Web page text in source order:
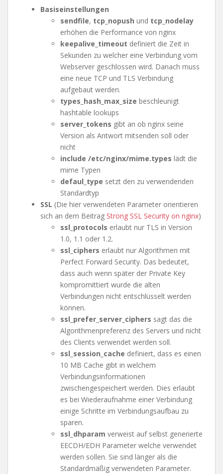
Basiseinstellungen
sendfile, tcp_nopush und tcp_nodelay
erhöhen die Performance von nginx
keepalive_timeout definiert die Zeit in
Sekunden zu welcher eine Verbindung vom
Webserver geschlossen wird. Danach muss
eine neue TCP und TLS Verbindung
aufgebaut werden.
types_hash_max_size beschleunigt
hashtable lookups
server_tokens gibt an ob nginx seine
Version als Antwort mitsenden soll oder
nicht
include /etc/nginx/mime.types lädt die
mime Typen
defaul_type setzt den zu verwendenden
Standardtyp
SSL (Die hier verwendeten Parameter orientieren
sich an dem Beitrag Strong SSL Security on nginx)
ssl_protocols erlaubt nur TLS in Version
1.0, 1.1 oder 1.2.
ssl_ciphers erlaubt nur Algorithmen mit
Perfect Forward Security. Das bedeutet,
dass auch wenn später der Private Key
kompromittiert wurde die alten
Verbindungen nicht entschlüsselt werden
können.
ssl_prefer_server_ciphers sagt das die
Algorithmenpreferenz des Servers und nicht
des Clients verwendet werden soll.
ssl_session_cache definiert, dass es einen
10 MB Cache gibt in welchem
Verbindungsinformationen
zwischengespeichert werden. Dies erlaubt
es bei Wiederaufnahme einer Verbindung
einige Schritte im Verbindungsaufbau zu
sparen.
ssl_dhparam verweist auf selbst generierte
EECDH/EDH Parameter welche verwendet
werden sollen. Sie sind länger als die
Standardmäßig verwendeten Parameter.